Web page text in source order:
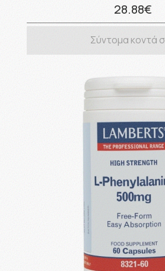
28.88€
Σύντομα κοντά